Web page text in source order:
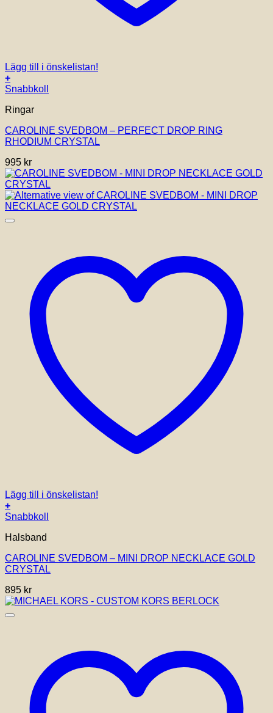
Lägg till i önskelistan!
+
Snabbkoll
Ringar
CAROLINE SVEDBOM – PERFECT DROP RING
RHODIUM CRYSTAL
995 kr
Lägg till i önskelistan!
+
Snabbkoll
Halsband
CAROLINE SVEDBOM – MINI DROP NECKLACE GOLD
CRYSTAL
895 kr